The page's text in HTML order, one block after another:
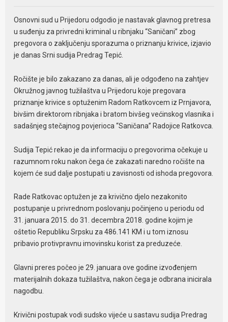
Osnovni sud u Prijedoru odgodio je nastavak glavnog pretresa
u suđenju za privredni kriminal u ribnjaku “Saničani” zbog
pregovora o zaključenju sporazuma o priznanju krivice, izjavio
je danas Srni sudija Predrag Tepić.
Ročište je bilo zakazano za danas, ali je odgođeno na zahtjev
Okružnog javnog tužilaštva u Prijedoru koje pregovara
priznanje krivice s optuženim Radom Ratkovcem iz Prnjavora,
bivšim direktorom ribnjaka i bratom bivšeg većinskog vlasnika i
sadašnjeg stečajnog povjerioca “Saničana” Radojice Ratkovca.
Sudija Tepić rekao je da informaciju o pregovorima očekuje u
razumnom roku nakon čega će zakazati naredno ročište na
kojem će sud dalje postupati u zavisnosti od ishoda pregovora.
Rade Ratkovac optužen je za krivično djelo nezakonito
postupanje u privrednom poslovanju počinjeno u periodu od
31. januara 2015. do 31. decembra 2018. godine kojim je
oštetio Republiku Srpsku za 486.141 KM i u tom iznosu
pribavio protivpravnu imovinsku korist za preduzeće.
Glavni preres počeo je 29. januara ove godine izvođenjem
materijalnih dokaza tužilaštva, nakon čega je odbrana inicirala
nagodbu.
Krivični postupak vodi sudsko vijeće u sastavu sudija Predrag